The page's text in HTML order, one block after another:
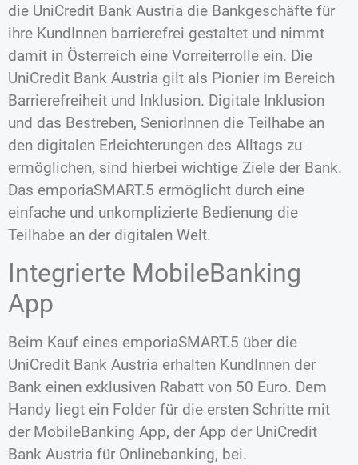
die UniCredit Bank Austria die Bankgeschäfte für
ihre KundInnen barrierefrei gestaltet und nimmt
damit in Österreich eine Vorreiterrolle ein. Die
UniCredit Bank Austria gilt als Pionier im Bereich
Barrierefreiheit und Inklusion. Digitale Inklusion
und das Bestreben, SeniorInnen die Teilhabe an
den digitalen Erleichterungen des Alltags zu
ermöglichen, sind hierbei wichtige Ziele der Bank.
Das emporiaSMART.5 ermöglicht durch eine
einfache und unkomplizierte Bedienung die
Teilhabe an der digitalen Welt.
Integrierte MobileBanking
App
Beim Kauf eines emporiaSMART.5 über die
UniCredit Bank Austria erhalten KundInnen der
Bank einen exklusiven Rabatt von 50 Euro. Dem
Handy liegt ein Folder für die ersten Schritte mit
der MobileBanking App, der App der UniCredit
Bank Austria für Onlinebanking, bei.